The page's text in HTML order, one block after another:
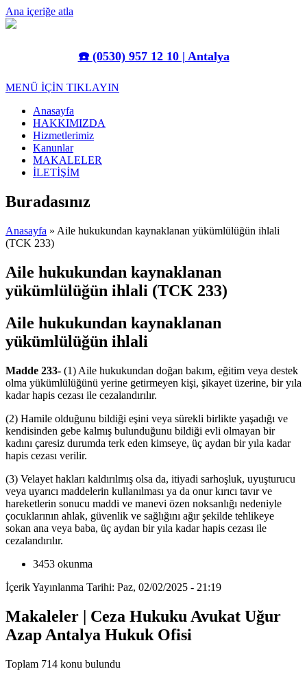
Ana içeriğe atla
☎️ (0530) 957 12 10 | Antalya
MENÜ İÇİN TIKLAYIN
Anasayfa
HAKKIMIZDA
Hizmetlerimiz
Kanunlar
MAKALELER
İLETİŞİM
Buradasınız
Anasayfa » Aile hukukundan kaynaklanan yükümlülüğün ihlali
(TCK 233)
Aile hukukundan kaynaklanan
yükümlülüğün ihlali (TCK 233)
Aile hukukundan kaynaklanan
yükümlülüğün ihlali
Madde 233- (1) Aile hukukundan doğan bakım, eğitim veya destek
olma yükümlülüğünü yerine getirmeyen kişi, şikayet üzerine, bir yıla
kadar hapis cezası ile cezalandırılır.
(2) Hamile olduğunu bildiği eşini veya sürekli birlikte yaşadığı ve
kendisinden gebe kalmış bulunduğunu bildiği evli olmayan bir
kadını çaresiz durumda terk eden kimseye, üç aydan bir yıla kadar
hapis cezası verilir.
(3) Velayet hakları kaldırılmış olsa da, itiyadi sarhoşluk, uyuşturucu
veya uyarıcı maddelerin kullanılması ya da onur kırıcı tavır ve
hareketlerin sonucu maddi ve manevi özen noksanlığı nedeniyle
çocuklarının ahlak, güvenlik ve sağlığını ağır şekilde tehlikeye
sokan ana veya baba, üç aydan bir yıla kadar hapis cezası ile
cezalandırılır.
3453 okunma
İçerik Yayınlanma Tarihi: Paz, 02/02/2025 - 21:19
Makaleler | Ceza Hukuku Avukat Uğur
Azap Antalya Hukuk Ofisi
Toplam 714 konu bulundu